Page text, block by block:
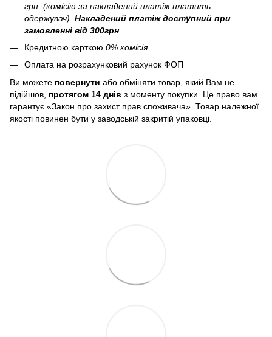
грн. (комісію за накладений платіж платить
одержувач). Накладений платіж доступний при
замовленні від 300грн
Кредитною карткою 0% комісія
Оплата на розрахунковий рахунок ФОП
Ви можете повернути або обміняти товар, який Вам не
підійшов, протягом 14 днів з моменту покупки. Це право вам
гарантує «Закон про захист прав споживача». Товар належної
якості повинен бути у заводській закритій упаковці.